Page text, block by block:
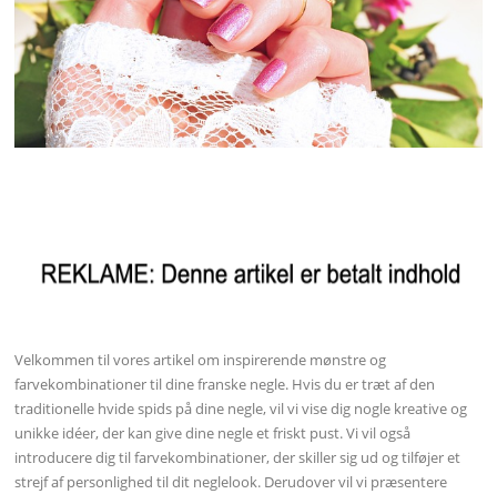
Velkommen til vores artikel om inspirerende mønstre og
farvekombinationer til dine franske negle. Hvis du er træt af den
traditionelle hvide spids på dine negle, vil vi vise dig nogle kreative og
unikke idéer, der kan give dine negle et friskt pust. Vi vil også
introducere dig til farvekombinationer, der skiller sig ud og tilføjer et
strejf af personlighed til dit neglelook. Derudover vil vi præsentere